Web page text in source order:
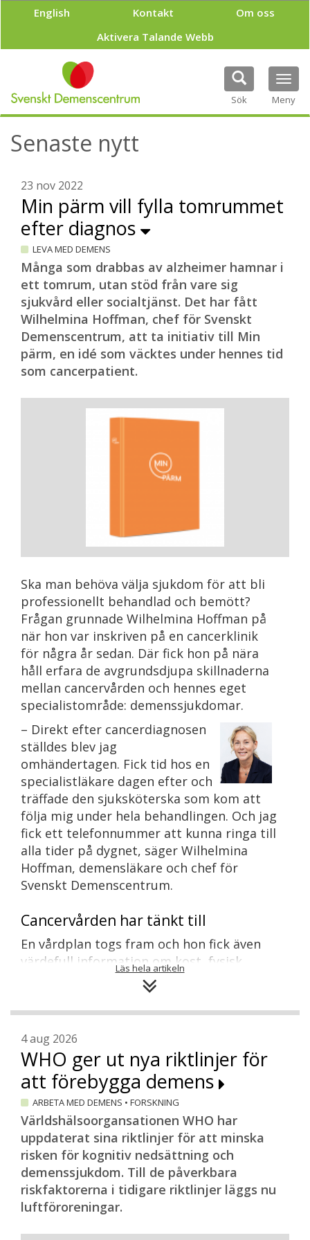
p
l
English Kontakt
Om oss
Aktivera Talande Webb
Sök Meny
Senaste nytt
23 nov 2022
Min pärm vill fylla tomrummet
efter diagnos
LEVA MED DEMENS
Många som drabbas av alzheimer hamnar i
ett tomrum, utan stöd från vare sig
sjukvård eller socialtjänst. Det har fått
Wilhelmina Hoffman, chef för Svenskt
Demenscentrum, att ta initiativ till Min
pärm, en idé som väcktes under hennes tid
som cancerpatient.
Ska man behöva välja sjukdom för att bli
professionellt behandlad och bemött?
Frågan grunnade Wilhelmina Hoffman på
när hon var inskriven på en cancerklinik
för några år sedan. Där fick hon på nära
håll erfara de avgrundsdjupa skillnaderna
mellan cancervården och hennes eget
specialistområde: demenssjukdomar.
– Direkt efter cancerdiagnosen
ställdes blev jag
omhändertagen. Fick tid hos en
specialistläkare dagen efter och
träffade den sjuksköterska som kom att
följa mig under hela behandlingen. Och jag
fick ett telefonnummer att kunna ringa till
alla tider på dygnet, säger Wilhelmina
Hoffman, demensläkare och chef för
Svenskt Demenscentrum.
Cancervården har tänkt till
En vårdplan togs fram och hon fick även
värdefull information om kost, fysisk
aktivitet, hur behandlingen kunde påverka
psyket, sexlivet med mera. Cancervården
har verkligen tänkt till anser Wilhelmina
Hoffman.
– Där ligger vi inom demensområdet långt
efter. Jag möter regelbundet
nydiagnosticerade personer som berättar
i stort sett samma historia. Du får en
diagnos på en obotbar och dödlig sjukdom
som vänder upp och ned på ditt liv. Ändå
lämnas du utan vårdplan, kanske med
recept på symtomlindrande läkemedel
men utan planerad uppföljning och med
många obesvarade frågor.
Det är här Svenskt Demencentrums
Läs hela artikeln
4 aug 2026
WHO ger ut nya riktlinjer för
att förebygga demens
ARBETA MED DEMENS • FORSKNING
Världshälsoorgansationen WHO har
uppdaterat sina riktlinjer för att minska
risken för kognitiv nedsättning och
demenssjukdom. Till de påverkbara
riskfaktorerna i tidigare riktlinjer läggs nu
luftföroreningar.